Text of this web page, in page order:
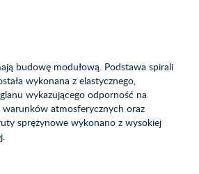
budowę modułową. Podstawa spirali
wykonana z elastycznego,
wykazującego odporność na
warunków atmosferycznych oraz
sprężynowe wykonano z wysokiej